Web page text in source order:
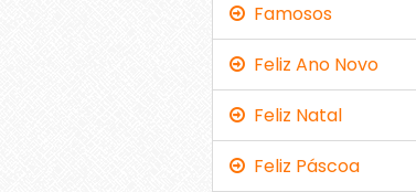
Famosos
Feliz Ano Novo
Feliz Natal
Feliz Páscoa